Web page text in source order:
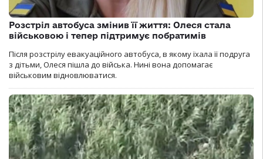
Розстріл автобуса змінив її життя: Олеся стала
військовою і тепер підтримує побратимів
Після розстрілу евакуаційного автобуса, в якому їхала її подруга
з дітьми, Олеся пішла до війська. Нині вона допомагає
військовим відновлюватися.